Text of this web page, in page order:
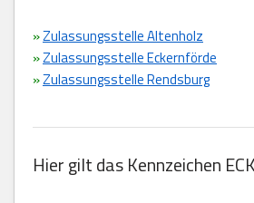
»Zulassungsstelle Altenholz
»Zulassungsstelle Eckernförde
»Zulassungsstelle Rendsburg
Hier gilt das Kennzeichen